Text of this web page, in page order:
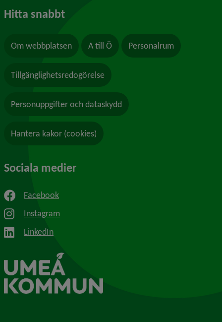
Hitta snabbt
Om webbplatsen A till Ö Personalrum
Tillgänglighetsredogörelse
Personuppgifter och dataskydd
Hantera kakor (cookies)
Sociala medier
Facebook
Instagram
LinkedIn